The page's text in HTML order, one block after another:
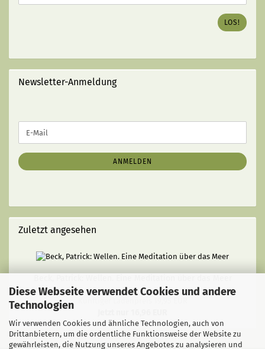
Diese Webseite verwendet Cookies und andere
Technologien
Wir verwenden Cookies und ähnliche Technologien, auch von
Drittanbietern, um die ordentliche Funktionsweise der Website zu
gewährleisten, die Nutzung unseres Angebotes zu analysieren und
ISBN
(MIT
STRICHEN):
LOS!
Newsletter-Anmeldung
ZUR
ANMELDUNG
E-
Mail
ANMELDEN
Zuletzt angesehen